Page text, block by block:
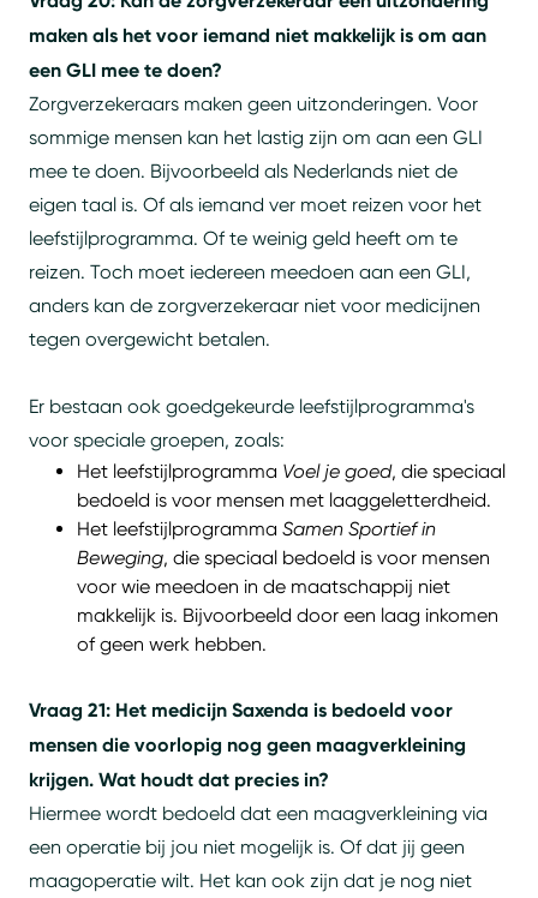
maken als het voor iemand niet makkelijk is om aan
een GLI mee te doen?
Zorgverzekeraars maken geen uitzonderingen. Voor
sommige mensen kan het lastig zijn om aan een GLI
mee te doen. Bijvoorbeeld als Nederlands niet de
eigen taal is. Of als iemand ver moet reizen voor het
leefstijlprogramma. Of te weinig geld heeft om te
reizen. Toch moet iedereen meedoen aan een GLI,
anders kan de zorgverzekeraar niet voor medicijnen
tegen overgewicht betalen.
Er bestaan ook goedgekeurde leefstijlprogramma's
voor speciale groepen, zoals:
Het leefstijlprogramma Voel je goed, die speciaal
bedoeld is voor mensen met laaggeletterdheid.
Het leefstijlprogramma Samen Sportief in
Beweging, die speciaal bedoeld is voor mensen
voor wie meedoen in de maatschappij niet
makkelijk is. Bijvoorbeeld door een laag inkomen
of geen werk hebben.
Vraag 21: Het medicijn Saxenda is bedoeld voor
mensen die voorlopig nog geen maagverkleining
krijgen. Wat houdt dat precies in?
Hiermee wordt bedoeld dat een maagverkleining via
een operatie bij jou niet mogelijk is. Of dat jij geen
maagoperatie wilt. Het kan ook zijn dat je nog niet